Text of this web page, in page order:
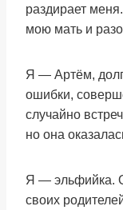
раздирает
мою мать и
Я — Артём,
ошибки,
случайно
но она
Я — эльфийка.
своих